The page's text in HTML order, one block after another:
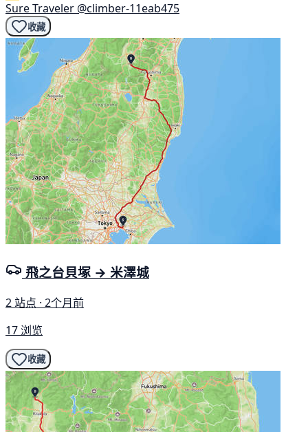
Sure Traveler @climber-11eab475
收藏
飛之台貝塚 → 米澤城
2 站点 · 2个月前
17 浏览
收藏